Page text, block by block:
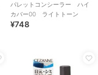
パレットコンシーラー ハイ
カバー00 ライトトーン
¥748